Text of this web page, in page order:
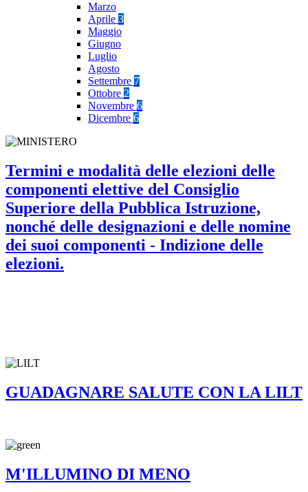
Marzo
Aprile 3
Maggio
Giugno
Luglio
Agosto
Settembre 7
Ottobre 2
Novembre 6
Dicembre 6
Termini e modalità delle elezioni delle
componenti elettive del Consiglio
Superiore della Pubblica Istruzione,
nonché delle designazioni e delle nomine
dei suoi componenti - Indizione delle
elezioni.
GUADAGNARE SALUTE CON LA LILT
M'ILLUMINO DI MENO